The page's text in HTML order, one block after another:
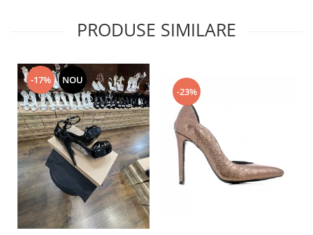
PRODUSE SIMILARE
-17% NOU
-23%